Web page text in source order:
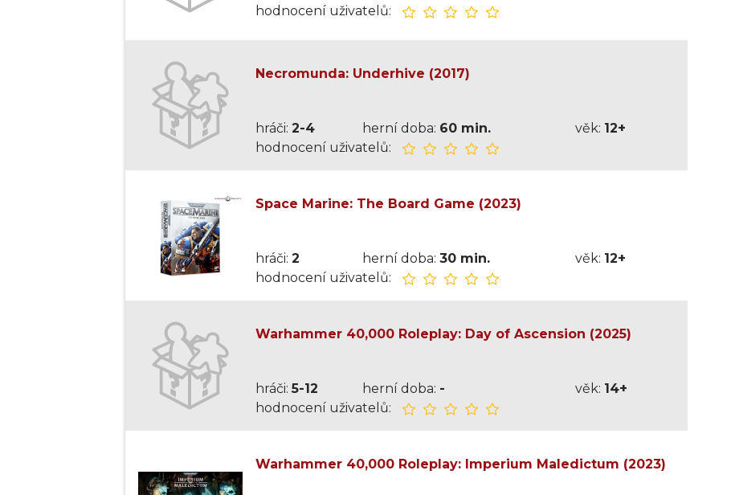
hodnocení uživatelů:
Necromunda: Underhive (2017)
hráči: 2-4 herní doba: 60 min. věk: 12+
hodnocení uživatelů:
Space Marine: The Board Game (2023)
hráči: 2 herní doba: 30 min. věk: 12+
hodnocení uživatelů:
Warhammer 40,000 Roleplay: Day of Ascension (2025)
hráči:5-12 herní doba: - věk: 14+
hodnocení uživatelů:
Warhammer 40,000 Roleplay: Imperium Maledictum (2023)